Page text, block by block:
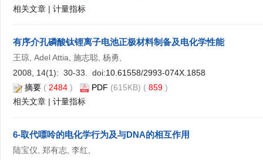
相关文章 | 计量指标
有序介孔磷酸钛锂离子电池正极材料制备及电化学性能
王琼, Adel Attia, 施志聪, 杨勇,
2008, 14(1): 30-33. doi:10.61558/2993-074X.1858
摘要 ( 2484 ) PDF (615KB) ( 859 )
相关文章 | 计量指标
6-取代嘌呤的电化学行为及与DNA的相互作用
陆宝仪, 郑有志, 李红,